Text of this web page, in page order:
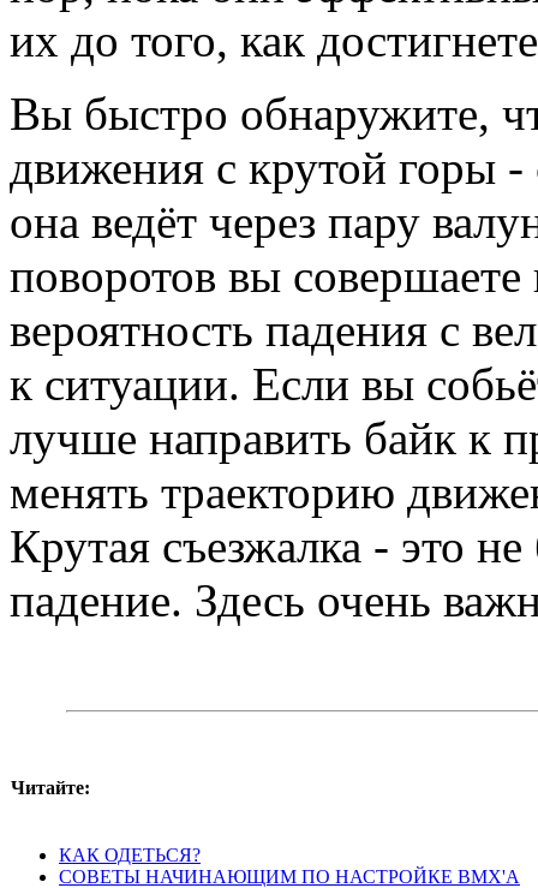
их до того, как
Вы быстро обнаружите,
движения с крутой горы
она ведёт через пару
поворотов вы
вероятность падения с
к ситуации. Если вы
лучше направить байк к
менять траекторию
Крутая съезжалка - это
падение. Здесь очень
Читайте:
КАК ОДЕТЬСЯ?
CОВЕТЫ НАЧИНАЮЩИМ ПО НАСТРОЙКЕ ВМХ'А